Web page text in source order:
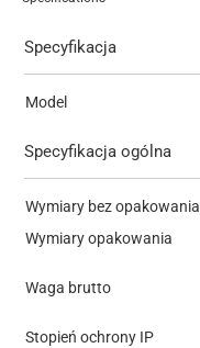
Specyfikacja
Model
Specyfikacja ogólna
Wymiary bez opakowania
Wymiary opakowania
Waga brutto
Stopień ochrony IP